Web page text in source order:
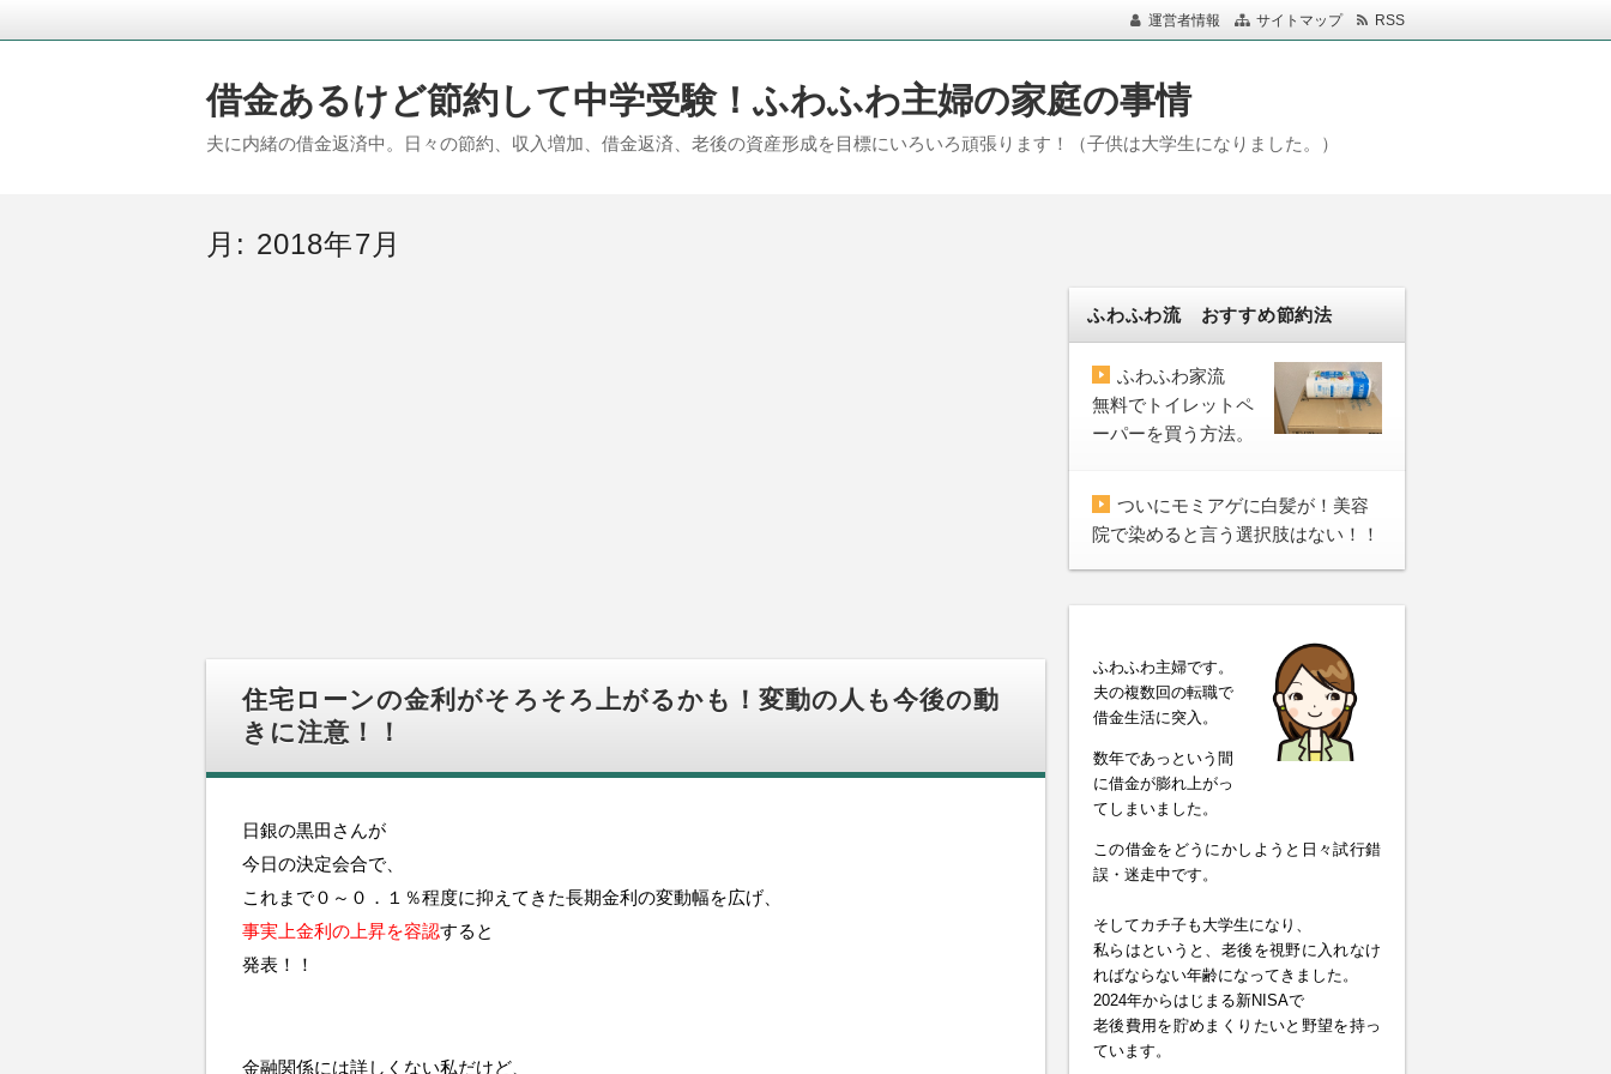
運営者情報 サイトマップ RSS
借金あるけど節約して中学受験！ふわふわ主婦の家庭の事情
夫に内緒の借金返済中。日々の節約、収入増加、借金返済、老後の資産形成を目標にいろいろ頑張ります！（子供は大学生になりました。）
月: 2018年7月
住宅ローンの金利がそろそろ上がるかも！変動の人も今後の動
きに注意！！
日銀の黒田さんが
今日の決定会合で、
これまで０～０．１％程度に抑えてきた長期金利の変動幅を広げ、
事実上金利の上昇を容認すると
発表！！
金融関係には詳しくない私だけど、
ふわふわ流 おすすめ節約法
ふわふわ家流
無料でトイレットペ
ーパーを買う方法。
ついにモミアゲに白髪が！美容
院で染めると言う選択肢はない！！
ふわふわ主婦です。
夫の複数回の転職で
借金生活に突入。
数年であっという間
に借金が膨れ上がっ
てしまいました。
この借金をどうにかしようと日々試行錯
誤・迷走中です。
そしてカチ子も大学生になり、
私らはというと、老後を視野に入れなけ
ればならない年齢になってきました。
2024年からはじまる新NISAで
老後費用を貯めまくりたいと野望を持っ
ています。